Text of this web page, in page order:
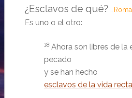
¿Esclavos de qué?
Es uno o el otro:
18 Ahora son libres de la
pecado
y se han hecho
esclavos de la vida recta